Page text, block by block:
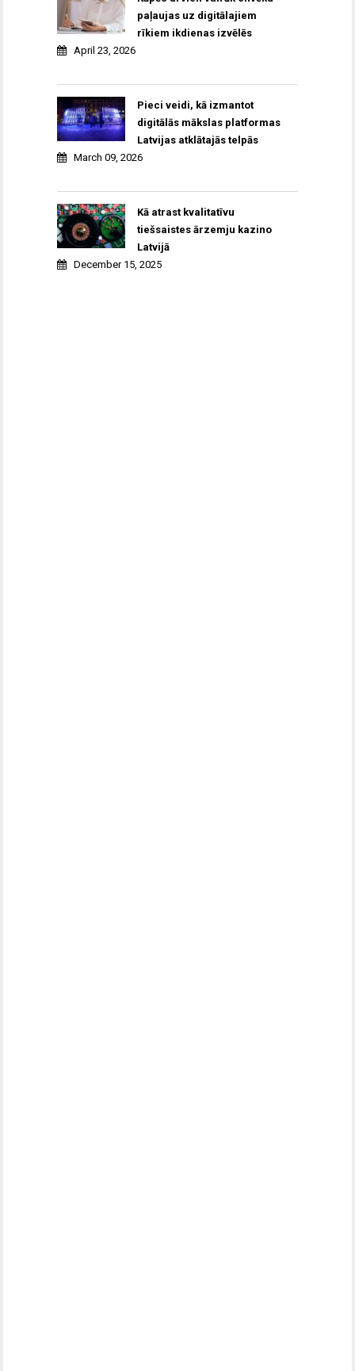
paļaujas uz digitālajiem
rīkiem ikdienas izvēlēs
April 23, 2026
Pieci veidi, kā izmantot
digitālās mākslas platformas
Latvijas atklātajās telpās
March 09, 2026
Kā atrast kvalitatīvu
tiešsaistes ārzemju kazino
Latvijā
December 15, 2025